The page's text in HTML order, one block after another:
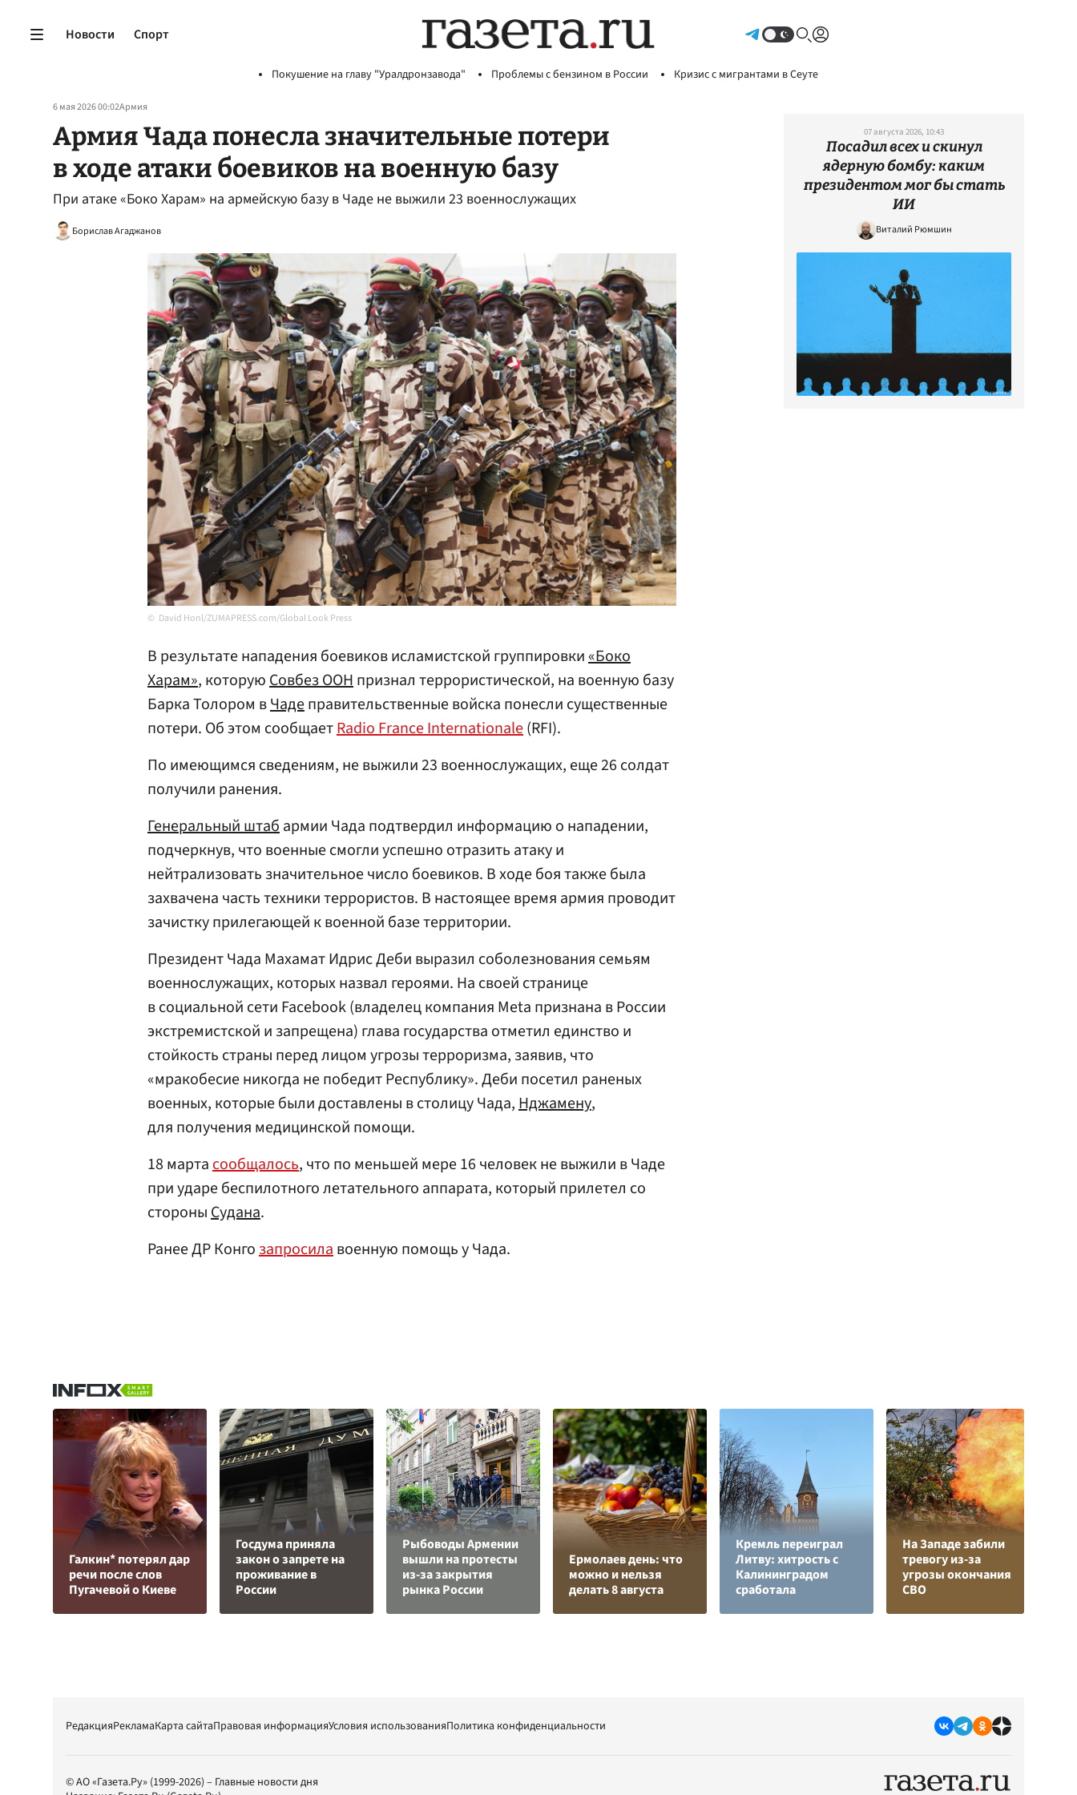
Новости Спорт
Покушение на главу "Уралдронзавода" Проблемы с бензином в России Кризис с мигрантами в Сеуте
6 мая 2026 00:02Армия
Армия Чада понесла значительные потери
в ходе атаки боевиков на военную базу
При атаке «Боко Харам» на армейскую базу в Чаде не выжили 23 военнослужащих
Борислав Агаджанов
David Honl/ZUMAPRESS.com/Global Look Press
В результате нападения боевиков исламистской группировки«Боко
Харам», которуюСовбез ООНпризнал террористической, на военную базу
Барка Толором вЧадеправительственные войска понесли существенные
потери. Об этом сообщаетRadio France Internationale(RFI).
По имеющимся сведениям, не выжили 23 военнослужащих, еще 26 солдат
получили ранения.
Генеральный штабармии Чада подтвердил информацию о нападении,
подчеркнув, что военные смогли успешно отразить атаку и
нейтрализовать значительное число боевиков. В ходе боя также была
захвачена часть техники террористов. В настоящее время армия проводит
зачистку прилегающей к военной базе территории.
Президент Чада Махамат Идрис Деби выразил соболезнования семьям
военнослужащих, которых назвал героями. На своей странице
в социальной сети Facebook (владелец компания Meta признана в России
экстремистской и запрещена) глава государства отметил единство и
стойкость страны перед лицом угрозы терроризма, заявив, что
«мракобесие никогда не победит Республику». Деби посетил раненых
военных, которые были доставлены в столицу Чада,Нджамену,
для получения медицинской помощи.
18 мартасообщалось, что по меньшей мере 16 человек не выжили в Чаде
при ударе беспилотного летательного аппарата, который прилетел со
стороныСудана.
Ранее ДР Конгозапросилавоенную помощь у Чада.
07 августа 2026, 10:43
Посадил всех и скинул
ядерную бомбу: каким
президентом мог бы стать
ИИ
Виталий Рюмшин
Галкин* потерял дар
речи после слов
Пугачевой о Киеве
Госдума приняла
закон о запрете на
проживание в
России
Рыбоводы Армении
вышли на протесты
из-за закрытия
рынка России
Ермолаев день: что
можно и нельзя
делать 8 августа
Кремль переиграл
Литву: хитрость с
Калининградом
сработала
На Западе забили
тревогу из-за
угрозы окончания
СВО
РедакцияРекламаКарта сайтаПравовая информацияУсловия использованияПолитика конфиденциальности
© АО «Газета.Ру» (1999-2026) – Главные новости дня